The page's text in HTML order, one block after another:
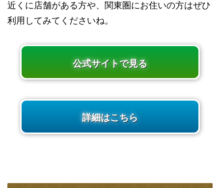
近くに店舗がある方や、関東圏にお住いの方はぜひ
利用してみてくださいね。
公式サイトで見る
詳細はこちら